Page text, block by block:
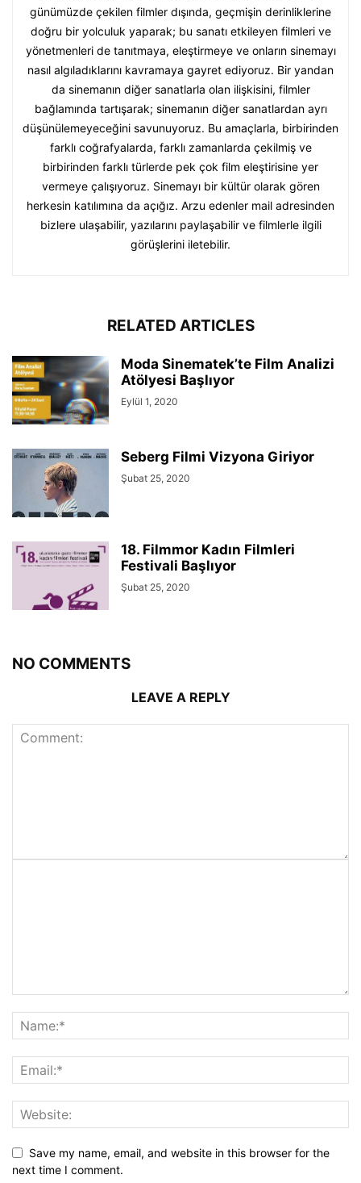
günümüzde çekilen filmler dışında, geçmişin derinliklerine
doğru bir yolculuk yaparak; bu sanatı etkileyen filmleri ve
yönetmenleri de tanıtmaya, eleştirmeye ve onların sinemayı
nasıl algıladıklarını kavramaya gayret ediyoruz. Bir yandan
da sinemanın diğer sanatlarla olan ilişkisini, filmler
bağlamında tartışarak; sinemanın diğer sanatlardan ayrı
düşünülemeyeceğini savunuyoruz. Bu amaçlarla, birbirinden
farklı coğrafyalarda, farklı zamanlarda çekilmiş ve
birbirinden farklı türlerde pek çok film eleştirisine yer
vermeye çalışıyoruz. Sinemayı bir kültür olarak gören
herkesin katılımına da açığız. Arzu edenler mail adresinden
bizlere ulaşabilir, yazılarını paylaşabilir ve filmlerle ilgili
görüşlerini iletebilir.
RELATED ARTICLES
Moda Sinematek’te Film Analizi
Atölyesi Başlıyor
Eylül 1, 2020
Seberg Filmi Vizyona Giriyor
Şubat 25, 2020
18. Filmmor Kadın Filmleri
Festivali Başlıyor
Şubat 25, 2020
NO COMMENTS
LEAVE A REPLY
Save my name, email, and website in this browser for the
next time I comment.